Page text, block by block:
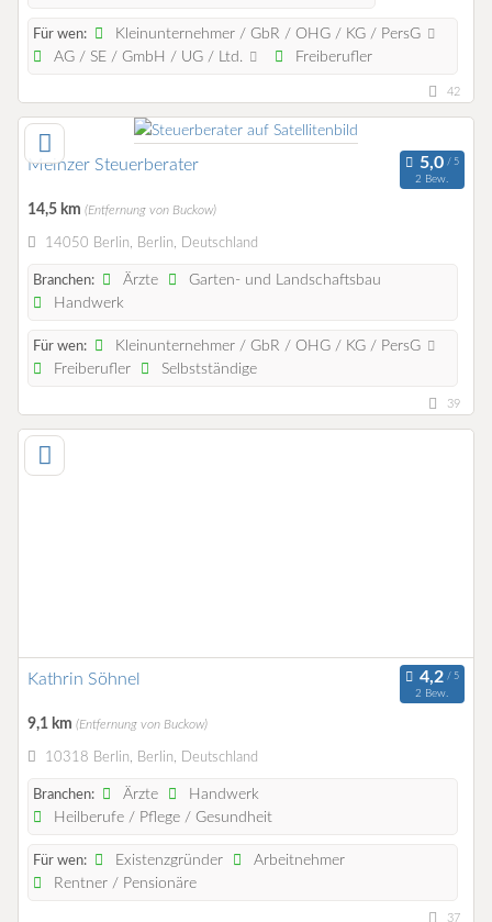
Für wen:
Kleinunternehmer / GbR / OHG / KG / PersG
AG / SE / GmbH / UG / Ltd.
Freiberufler
42
Meinzer Steuerberater
2 Bew.
14,5 km (Entfernung von Buckow)
14050 Berlin, Berlin, Deutschland
Branchen: Ärzte
Garten- und Landschaftsbau
Handwerk
Für wen:
Kleinunternehmer / GbR / OHG / KG / PersG
Freiberufler
Selbstständige
39
Kathrin Söhnel
2 Bew.
9,1 km (Entfernung von Buckow)
10318 Berlin, Berlin, Deutschland
Branchen: Ärzte
Handwerk
Heilberufe / Pflege / Gesundheit
Für wen: Existenzgründer
Arbeitnehmer
Rentner / Pensionäre
37